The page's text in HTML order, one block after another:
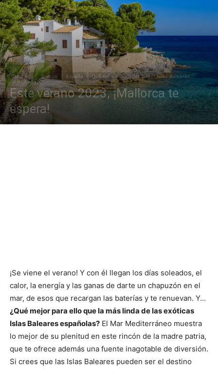
Destinos Europa España Qué ver en Ciudades de las Islas Baleares
Este verano 2023, ¡Mallorca te
espera!
¡Se viene el verano! Y con él llegan los días soleados, el
calor, la energía y las ganas de darte un chapuzón en el
mar, de esos que recargan las baterías y te renuevan. Y…
¿Qué mejor para ello que la más linda de las exóticas
Islas Baleares españolas? El Mar Mediterráneo muestra
lo mejor de su plenitud en este rincón de la madre patria,
que te ofrece además una fuente inagotable de diversión.
Si crees que las Islas Baleares pueden ser el destino